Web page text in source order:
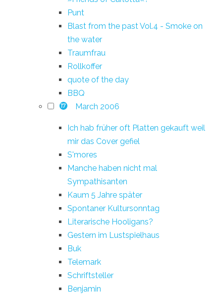
Punt
Blast from the past Vol.4 - Smoke on
the water
Traumfrau
Rollkoffer
quote of the day
BBQ
17 March 2006
Ich hab früher oft Platten gekauft weil
mir das Cover gefiel
S'mores
Manche haben nicht mal
Sympathisanten
Kaum 5 Jahre später
Spontaner Kultursonntag
Literarische Hooligans?
Gestern im Lustspielhaus
Buk
Telemark
Schriftsteller
Benjamin